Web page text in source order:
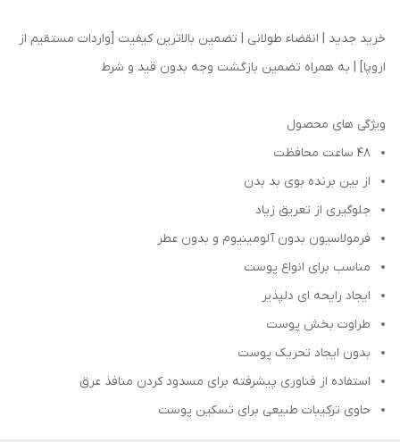
خرید جدید | انقضاء طولانی | تضمین بالاترین کیفیت [واردات مستقیم از
اروپا] | به همراه تضمین بازگشت وجه بدون قید و شرط
ویژگی های محصول
از بین برنده بوی بد بدن
جلوگیری از تعریق زیاد
فرمولاسیون بدون آلومینیوم و بدون عطر
مناسب برای انواع پوست
ایجاد رایحه ای دلپذیر
طراوت بخش پوست
بدون ایجاد تحریک پوست
استفاده از فناوری پیشرفته برای مسدود کردن منافذ عرق
حاوی ترکیبات طبیعی برای تسکین پوست